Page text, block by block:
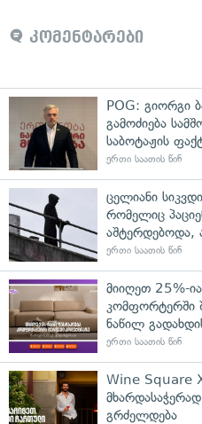
კომენტარები
POG: გიორგი
გამოძიება
საბოტაჟის
ერთი საათის წინ
ცელიანი
რომელიც
აშტერდებოდა,
ერთი საათის წინ
მიიღეთ 25%-
კომფორტერში
ნაწილ
ერთი საათის წინ
Wine Square
მხარდასაჭერად
გრძელდება